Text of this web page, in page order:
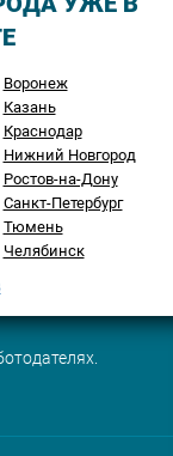
Воронеж
Казань
Краснодар
Нижний Новгород
Ростов-на-Дону
Санкт-Петербург
Тюмень
Челябинск